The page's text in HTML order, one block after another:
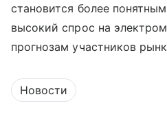
становится более
высокий спрос на
прогнозам участников
Новости